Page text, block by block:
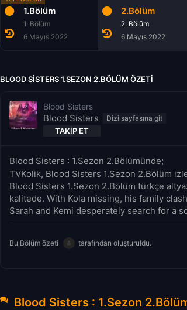
1.Bölüm
1. Bölüm
6 Mayıs 2022
2.Bölüm
2. Bölüm
6 Mayıs 2022
BLOOD SISTERS 1.SEZON 2.BÖLÜM ÖZETI
Blood Sisters
Blood Sisters
TAKIP ET
Blood Sisters : 1.Sezon 2.Bölümünde;
TVKolik, Blood Sisters 1.Sezon 2.Bölüm
Blood Sisters 1.Sezon 2.Bölüm türkçe
kalitede. With Kola missing, his family
Sarah and Kemi desperately search for a
Bu Bölüm özeti tarafından oluşturuldu.
Blood Sisters : 1.Sezon